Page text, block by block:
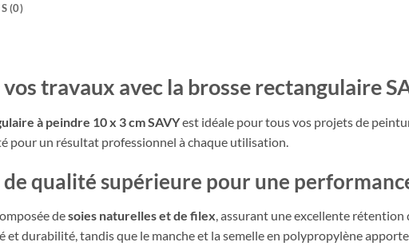
(0)
travaux avec la brosse rectangulaire
à peindre 10 x 3 cm SAVYest idéale pour tous vos projets de
pour un résultat professionnel à chaque utilisation.
qualité supérieure pour une
desoies naturelles et de filex , assurant une excellente
et durabilité, tandis que le manche et la semelle en polypropylène